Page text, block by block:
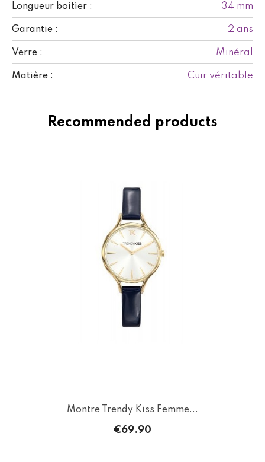
Longueur boitier : 34 mm
Garantie : 2 ans
Verre : Minéral
Matière : Cuir véritable
Recommended products
Montre Trendy Kiss Femme...
€69.90